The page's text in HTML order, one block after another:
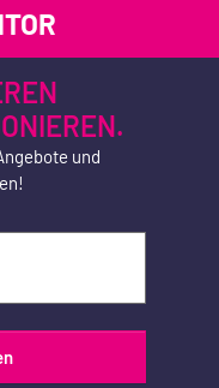
und